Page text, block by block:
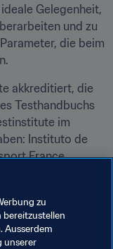
Gelegenheit,
und zu
die beim
akkreditiert, die
Testhandbuchs
im
Instituto de
France,
die an
zu
bereitzustellen
Ausserdem
unserer